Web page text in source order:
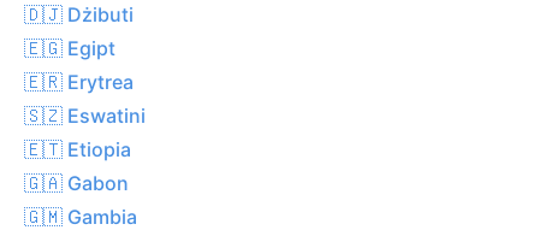
🇩🇯 Dżibuti
🇪🇬 Egipt
🇪🇷 Erytrea
🇸🇿 Eswatini
🇪🇹 Etiopia
🇬🇦 Gabon
🇬🇲 Gambia